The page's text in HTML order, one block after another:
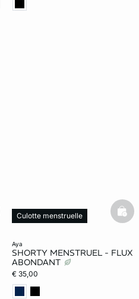
aya
SHORTY MENSTRUEL - FLUX
ABONDANT
€ 35,00
Culotte menstruelle